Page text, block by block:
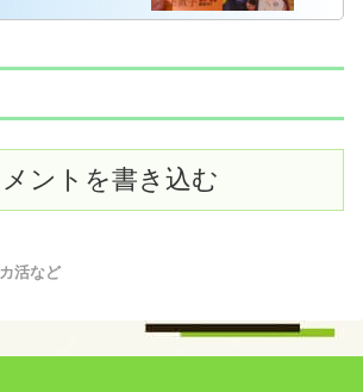
ントを書き込む
活など